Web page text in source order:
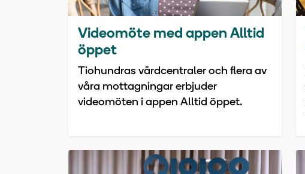
Videomöte med appen Alltid
öppet
Tiohundras vårdcentraler och flera av
våra mottagningar erbjuder
videomöten i appen Alltid öppet.